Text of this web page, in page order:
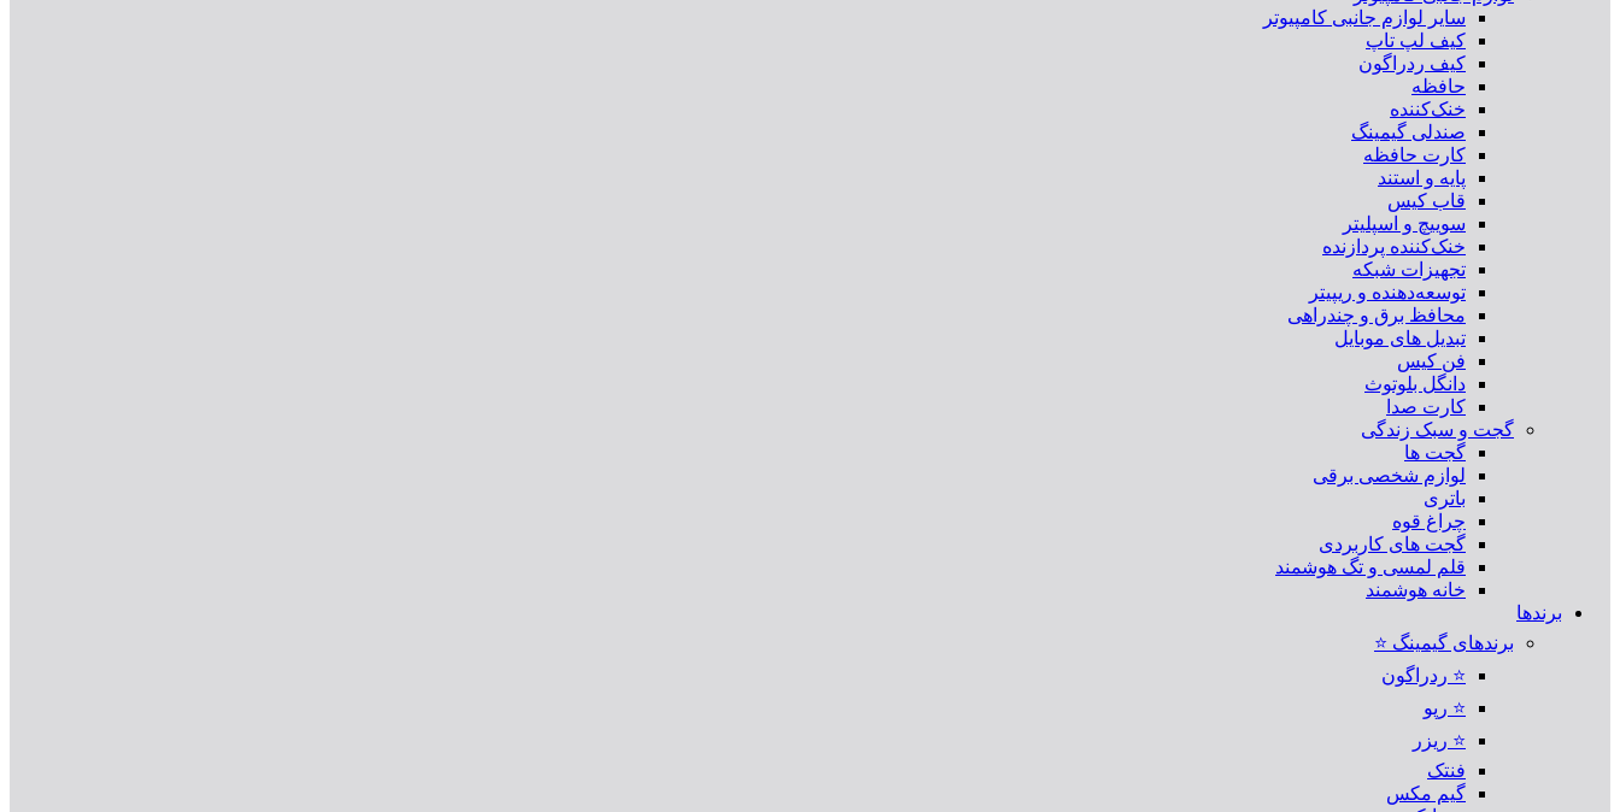
سایر لوازم جانبی کامپیوتر
کیف لپ تاپ
کیف ردراگون
حافظه
خنک‌کننده
صندلی گیمینگ
کارت حافظه
پایه و استند
قاب کیس
سوییچ و اسپلیتر
خنک‌کننده پردازنده
تجهیزات شبکه
توسعه‌دهنده و ریپیتر
محافظ برق و چندراهی
تبدیل های موبایل
فن کیس
دانگل بلوتوث
کارت صدا
گجت و سبک زندگی
گجت ها
لوازم شخصی برقی
باتری
چراغ قوه
گجت های کاربردی
قلم لمسی و تگ هوشمند
خانه هوشمند
برندها
برندهای گیمینگ ⭐
⭐ ردراگون
⭐ رپو
⭐ ریزر
فنتک
گیم مکس